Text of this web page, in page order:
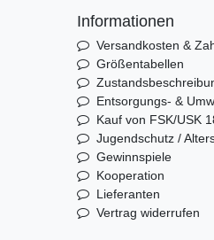
Informationen
Versandkosten &
Größentabellen
Entsorgungs- &
Kauf von FSK/USK
Jugendschutz /
Gewinnspiele
Kooperation
Lieferanten
Vertrag widerrufen